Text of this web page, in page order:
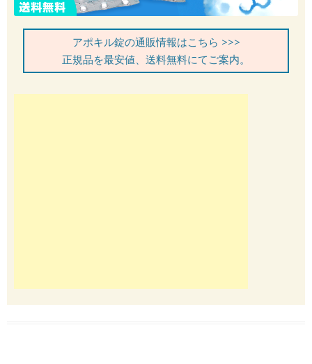
アポキル錠の通販情報はこちら >>>
正規品を最安値、送料無料にてご案内。